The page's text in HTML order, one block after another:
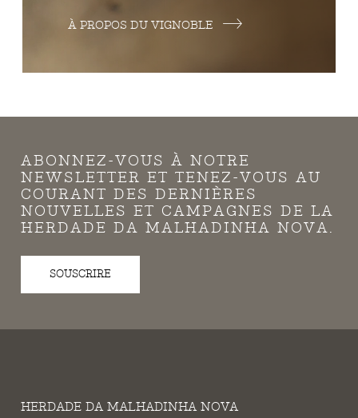
À PROPOS DU VIGNOBLE
ABONNEZ-VOUS À NOTRE
NEWSLETTER ET TENEZ-VOUS AU
COURANT DES DERNIÈRES
NOUVELLES ET CAMPAGNES DE LA
HERDADE DA MALHADINHA NOVA.
SOUSCRIRE
HERDADE DA MALHADINHA NOVA